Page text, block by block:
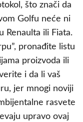
što znači da
Golfu neće ni
Renaulta ili Fiata.
pronađite listu
proizvoda ili
i da li vaš
jer mnogi noviji
rasvete
upravo ovaj